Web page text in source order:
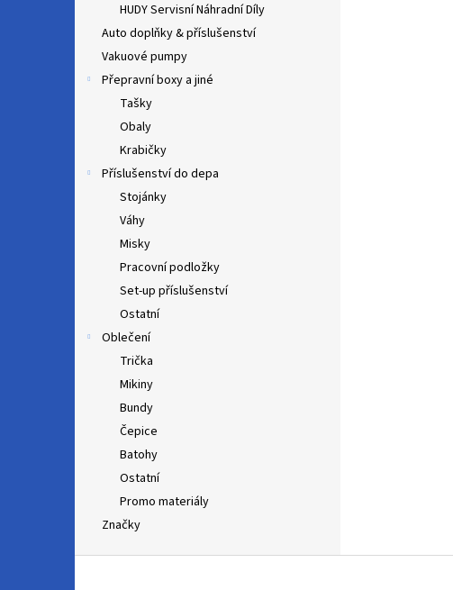
HUDY Servisní Náhradní Díly
Auto doplňky & příslušenství
Vakuové pumpy
Přepravní boxy a jiné
Tašky
Obaly
Krabičky
Příslušenství do depa
Stojánky
Váhy
Misky
Pracovní podložky
Set-up příslušenství
Ostatní
Oblečení
Trička
Mikiny
Bundy
Čepice
Batohy
Ostatní
Promo materiály
Značky